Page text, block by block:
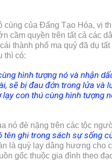
của Đấng Tạo Hóa, vị
cầm quyền trên tất cả các
thành phố ma quỷ đã dụ
thì có:
hình tượng nó và nhận
sẽ bị đau đớn trong lửa và
con thú cùng hình tượng
nó đè nặng trên các tộc
ghi trong sách sự sống
là quỳ lạy dâng hương cho
gốc thuộc gia đình theo